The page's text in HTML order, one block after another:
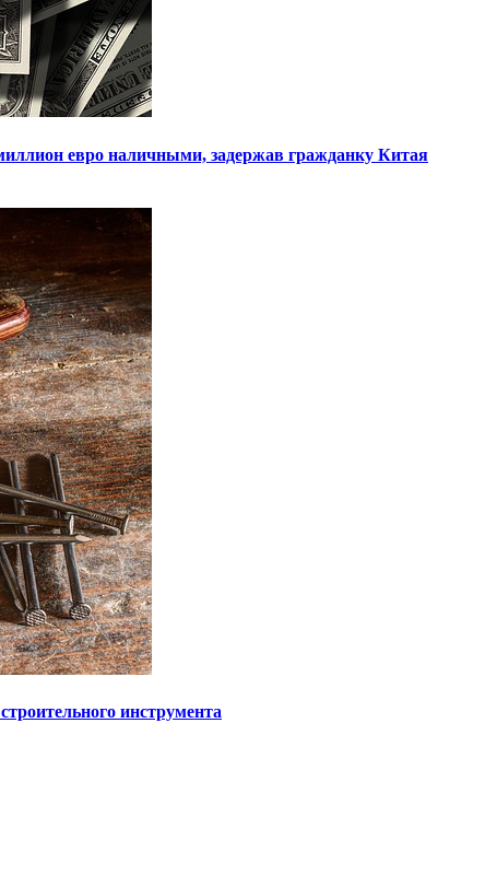
евро наличными, задержав гражданку Китая
инструмента
характер и ни при каких условиях не является